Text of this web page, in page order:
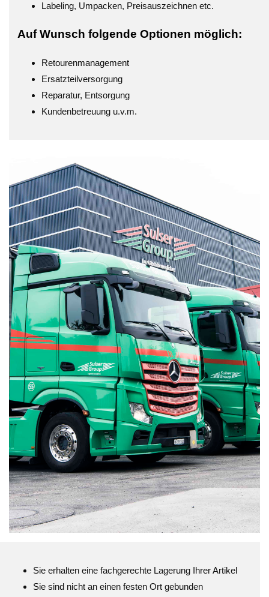
Labeling, Umpacken, Preisauszeichnen etc.
Auf Wunsch folgende Optionen möglich:
Retourenmanagement
Ersatzteilversorgung
Reparatur, Entsorgung
Kundenbetreuung u.v.m.
Sie erhalten eine fachgerechte Lagerung Ihrer Artikel
Sie sind nicht an einen festen Ort gebunden